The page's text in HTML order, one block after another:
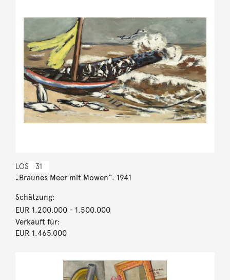
LOS 31
„Braunes Meer mit Möwen“. 1941
Schätzung:
EUR 1.200.000- 1.500.000
Verkauft für:
EUR 1.465.000